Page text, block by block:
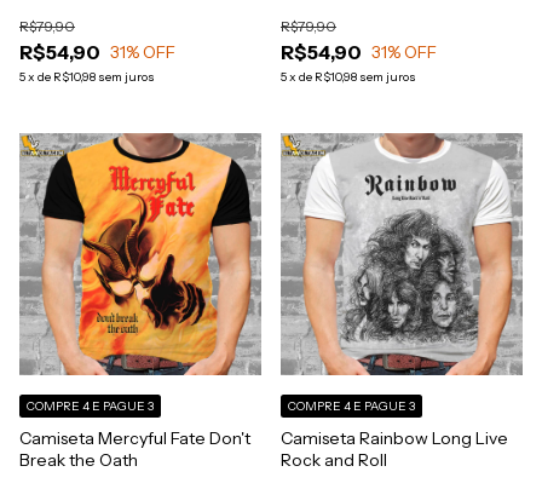
R$54,90
R$79,90
31% OFF
5x de R$10,98 sem juros
R$54,90
R$79,90
31% OFF
5x de R$10,98 sem juros
Camiseta Mercyful Fate Don't
Break the Oath
COMPRE 4 E PAGUE 3
Camiseta Rainbow Long Live
Rock and Roll
COMPRE 4 E PAGUE 3